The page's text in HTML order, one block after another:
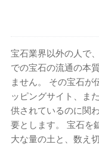
宝石業界以外の人で
での宝石の流通の本
ません。 その宝石が
ッピングサイト、ま
供されているのに関
要とします。 宝石を
大な量の土と、数え